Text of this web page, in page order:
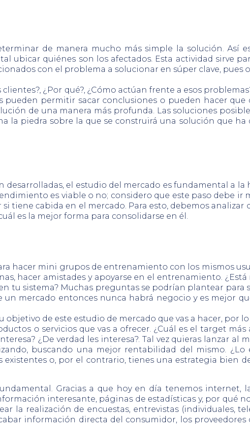
de manera mucho más simple la solución. Así
ubicar quiénes son los afectados. Esta actividad sirve
con el problema a solucionar en súper clave, pues
¿Por qué?, ¿Cómo actúan frente a esos
pueden permitir sacar conclusiones o pueden hacer que
de una manera más profunda. Las soluciones
la piedra sobre la que se construirá una solución que ha
el estudio del mercado es fundamental a la
es viable o no; considero que este paso debe ir
tiene cabida en el mercado. Para esto, debemos analizar
es la mejor forma para consolidarse en él.
hacer mini grupos de entrenamiento con los mismos
hacer amistades y apoyarse en el entrenamiento.
tu sistema? Muchas preguntas se podrían plantear para
mercado entonces nunca habrá negocio y es mejor
de este estudio de mercado que vas a hacer, por
o servicios que vas a ofrecer. ¿Cuál es el target más
¿De verdad les interesa?. Tal vez quieras lanzar al
buscando una mejor rentabilidad del mismo. ¿Lo
o, por el contrario, tienes una estrategia bien
Gracias a que hoy en día tenemos internet,
interesante, páginas de estadísticas y, por qué
la realización de encuestas, entrevistas (individuales,
información directa del consumidor, los proveedores